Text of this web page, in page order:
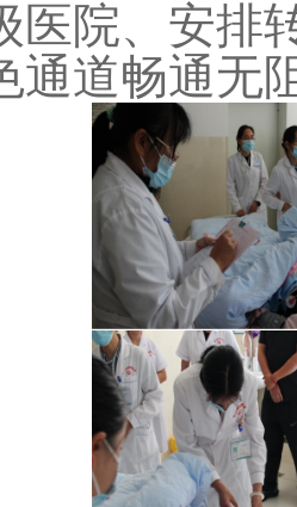
医院、安排
通道畅通无